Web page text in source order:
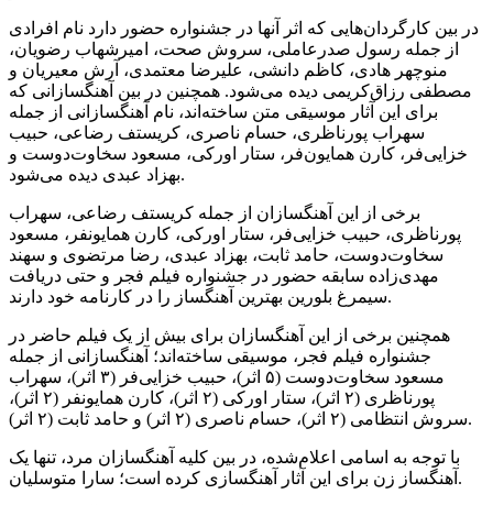
در بین کارگردان‌هایی که اثر آنها در جشنواره حضور دارد نام افرادی
از جمله رسول صدرعاملی، سروش صحت، امیرشهاب رضویان،
منوچهر هادی، کاظم دانشی، علیرضا معتمدی، آرش معیریان و
مصطفی رزاق‌کریمی دیده می‌شود. همچنین در بین آهنگسازانی که
برای این آثار موسیقی متن ساخته‌اند، نام آهنگسازانی از جمله
سهراب پورناظری، حسام ناصری، کریستف رضاعی، حبیب
خزایی‌فر، کارن همایون‌فر، ستار اورکی، مسعود سخاوت‌دوست و
بهزاد عبدی دیده می‌شود.
برخی از این آهنگسازان از جمله کریستف رضاعی، سهراب
پورناظری، حبیب خزایی‌فر، ستار اورکی، کارن همایونفر، مسعود
سخاوت‌دوست، حامد ثابت، بهزاد عبدی، رضا مرتضوی و سهند
مهدی‌زاده سابقه حضور در جشنواره فیلم فجر و حتی دریافت
سیمرغ بلورین بهترین آهنگساز را در کارنامه خود دارند.
همچنین برخی از این آهنگسازان برای بیش از یک فیلم حاضر در
جشنواره فیلم فجر، موسیقی ساخته‌اند؛ آهنگسازانی از جمله
مسعود سخاوت‌دوست (۵ اثر)، حبیب خزایی‌فر (۳ اثر)، سهراب
پورناظری (۲ اثر)، ستار اورکی (۲ اثر)، کارن همایونفر (۲ اثر)،
سروش انتظامی (۲ اثر)، حسام ناصری (۲ اثر) و حامد ثابت (۲ اثر).
با توجه به اسامی اعلام‌شده، در بین کلیه آهنگسازان مرد، تنها یک
آهنگساز زن برای این آثار آهنگسازی کرده است؛ سارا متوسلیان.